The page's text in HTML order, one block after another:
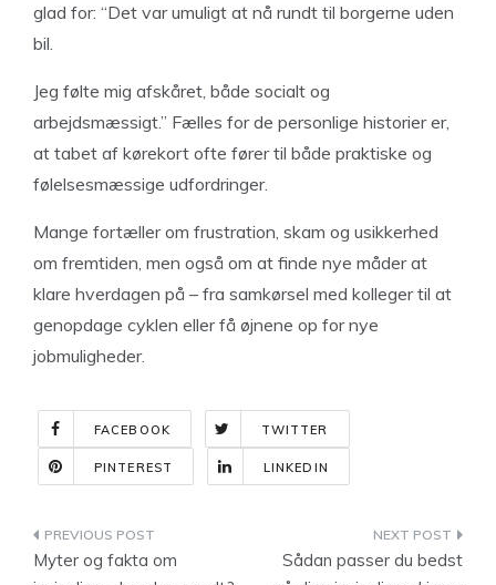
glad for: “Det var umuligt at nå rundt til borgerne uden
bil.
Jeg følte mig afskåret, både socialt og
arbejdsmæssigt.” Fælles for de personlige historier er,
at tabet af kørekort ofte fører til både praktiske og
følelsesmæssige udfordringer.
Mange fortæller om frustration, skam og usikkerhed
om fremtiden, men også om at finde nye måder at
klare hverdagen på – fra samkørsel med kolleger til at
genopdage cyklen eller få øjnene op for nye
jobmuligheder.
FACEBOOK TWITTER
PINTEREST LINKEDIN
Indlægsnavigation
Myter og fakta om
Sådan passer du bedst